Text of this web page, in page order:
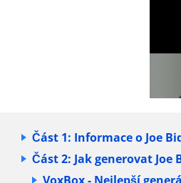
Část 1: Informace o Joe
Část 2: Jak generovat Joe